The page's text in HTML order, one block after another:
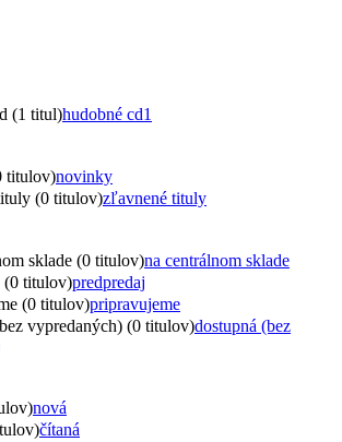
(1 titul)hudobné cd1
titulov)novinky
(0 titulov)zľavnené tituly
sklade (0 titulov)na centrálnom sklade
(0 titulov)predpredaj
(0 titulov)pripravujeme
vypredaných) (0 titulov)dostupná (bez
nová
čítaná